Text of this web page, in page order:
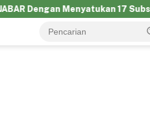
Menyatukan 17 Subsektor